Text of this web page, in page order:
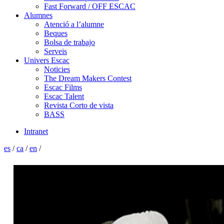
Fast Forward / OFF ESCAC
Alumnes
Atenció a l’alumne
Beques
Bolsa de trabajo
Serveis
Univers Escac
Noticies
The Dream Makers Contest
Escac Films
Escac Talent
Revista Corto de vista
BASS
Intranet
es /ca /en /